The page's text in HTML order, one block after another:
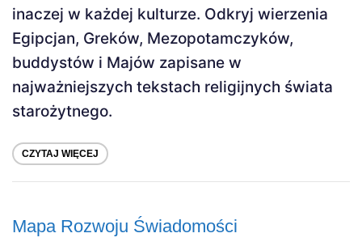
inaczej w każdej kulturze. Odkryj wierzenia
Egipcjan, Greków, Mezopotamczyków,
buddystów i Majów zapisane w
najważniejszych tekstach religijnych świata
starożytnego.
CZYTAJ WIĘCEJ
Mapa Rozwoju Świadomości